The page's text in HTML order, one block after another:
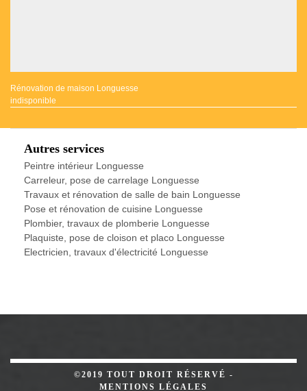
Rénovation de maison Longuesse
indisponible
Autres services
Peintre intérieur Longuesse
Carreleur, pose de carrelage Longuesse
Travaux et rénovation de salle de bain Longuesse
Pose et rénovation de cuisine Longuesse
Plombier, travaux de plomberie Longuesse
Plaquiste, pose de cloison et placo Longuesse
Electricien, travaux d'électricité Longuesse
©2019 TOUT DROIT RÉSERVÉ -
MENTIONS LÉGALES